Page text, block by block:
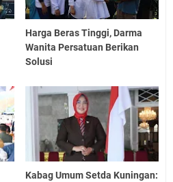
Harga Beras Tinggi, Darma
Wanita Persatuan Berikan
Solusi
Kabag Umum Setda Kuningan: